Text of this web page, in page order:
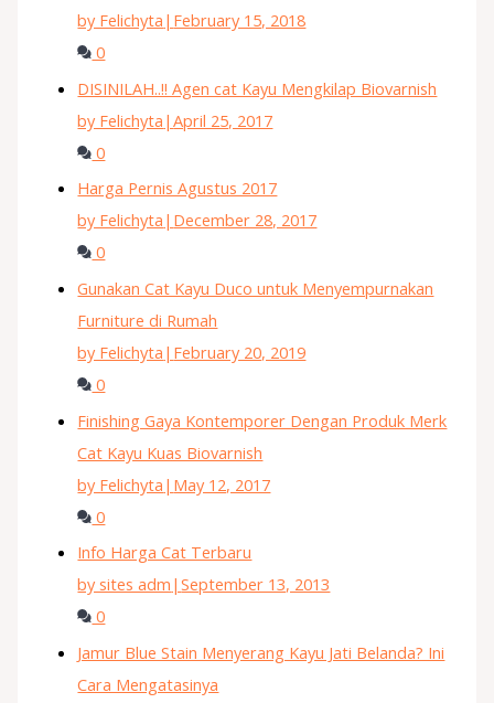
by Felichyta | February 15, 2018
0
DISINILAH..!! Agen cat Kayu Mengkilap Biovarnish
by Felichyta |April 25, 2017
0
Harga Pernis Agustus 2017
by Felichyta | December 28, 2017
0
Gunakan Cat Kayu Duco untuk Menyempurnakan
Furniture di Rumah
by Felichyta | February 20, 2019
0
Finishing Gaya Kontemporer Dengan Produk Merk
Cat Kayu Kuas Biovarnish
by Felichyta | May 12, 2017
0
Info Harga Cat Terbaru
by sites adm |September 13, 2013
0
Jamur Blue Stain Menyerang Kayu Jati Belanda? Ini
Cara Mengatasinya